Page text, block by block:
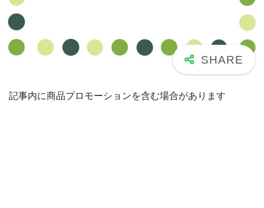
記事内に商品プロモーションを含む場合があります